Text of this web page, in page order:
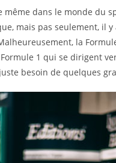
même dans le monde du
mais pas seulement,
la
1 qui se dirigent
besoin de quelques